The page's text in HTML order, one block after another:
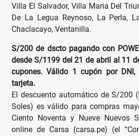
Villa El Salvador, Villa Maria Del
De La Legua Reynoso, La Perla,
Chaclacayo, Ventanilla.
S/200 de dscto pagando con
desde S/1199 del 21 de abril al 11
cupones. Válido 1 cupón por
tarjeta.
El descuento automático de S/200
Soles) es válido para compras
Ciento Noventa y Nueve Nuevos
online de Carsa (carsa.pe) (el